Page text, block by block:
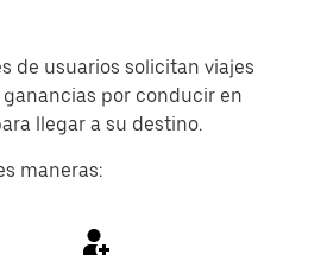
de usuarios solicitan viajes
por conducir en
llegar a su destino.
maneras: